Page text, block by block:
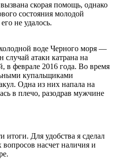
скорая помощь, однако
состояния молодой
не удалось.
воде Черного моря —
атаки катрана на
в феврале 2016 года. Во время
купальщиками
Одна из них напала на
в плечо, разодрав мужчине
Для удобства я сделал
насчет наличия и